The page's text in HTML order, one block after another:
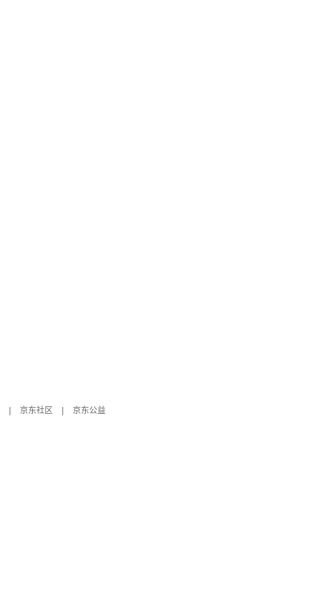
京东社区
京东公益